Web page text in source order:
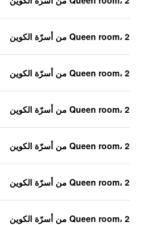
Queen room، 2 من أسرّة الكوين
Queen room، 2 من أسرّة الكوين
Queen room، 2 من أسرّة الكوين
Queen room، 2 من أسرّة الكوين
Queen room، 2 من أسرّة الكوين
Queen room، 2 من أسرّة الكوين